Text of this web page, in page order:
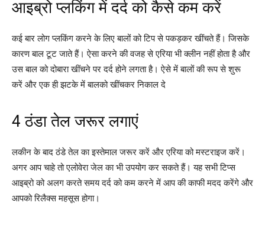
आइब्रो प्लकिंग में दर्द को कैसे कम करें
कई बार लोग प्लकिंग करने के लिए बालों को टिप से पकड़कर खींचते हैं। जिसके
कारण बाल टूट जाते हैं। ऐसा करने की वजह से एरिया भी क्लीन नहीं होता है और
उस बाल को दोबारा खींचने पर दर्द होने लगता है। ऐसे में बालों की रूप से शुरू
करें और एक ही झटके में बालको खींचकर निकाल दे
4 ठंडा तेल जरूर लगाएं
लकीन के बाद ठंडे तेल का इस्तेमाल जरूर करें और एरिया को मस्टराइज करें।
अगर आप चाहे तो एलोवेरा जेल का भी उपयोग कर सकते हैं। यह सभी टिप्स
आइब्रो को अलग करते समय दर्द को कम करने में आप की काफी मदद करेंगे और
आपको रिलैक्स महसूस होगा।